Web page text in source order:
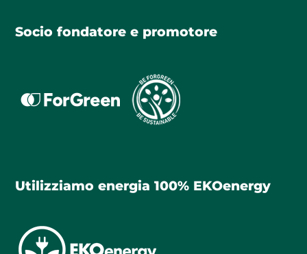
Socio fondatore e promotore
Utilizziamo energia 100% EKOenergy